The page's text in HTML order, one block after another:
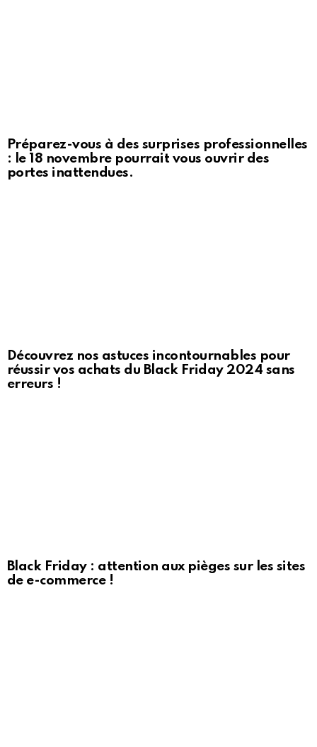
Préparez-vous à des surprises professionnelles
: le 18 novembre pourrait vous ouvrir des
portes inattendues.
Découvrez nos astuces incontournables pour
réussir vos achats du Black Friday 2024 sans
erreurs !
Black Friday : attention aux pièges sur les sites
de e-commerce !